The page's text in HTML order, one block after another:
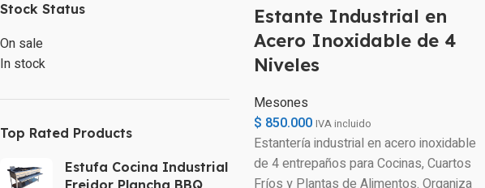
Stock Status
On sale
In stock
Top Rated Products
Estufa Cocina Industrial
Freidor Plancha BBQ
Estante Industrial en
Acero Inoxidable de 4
Niveles
Mesones
$ 850.000 IVA incluido
Estantería industrial en acero inoxidable
de 4 entrepaños para Cocinas, Cuartos
Fríos y Plantas de Alimentos. Organiza